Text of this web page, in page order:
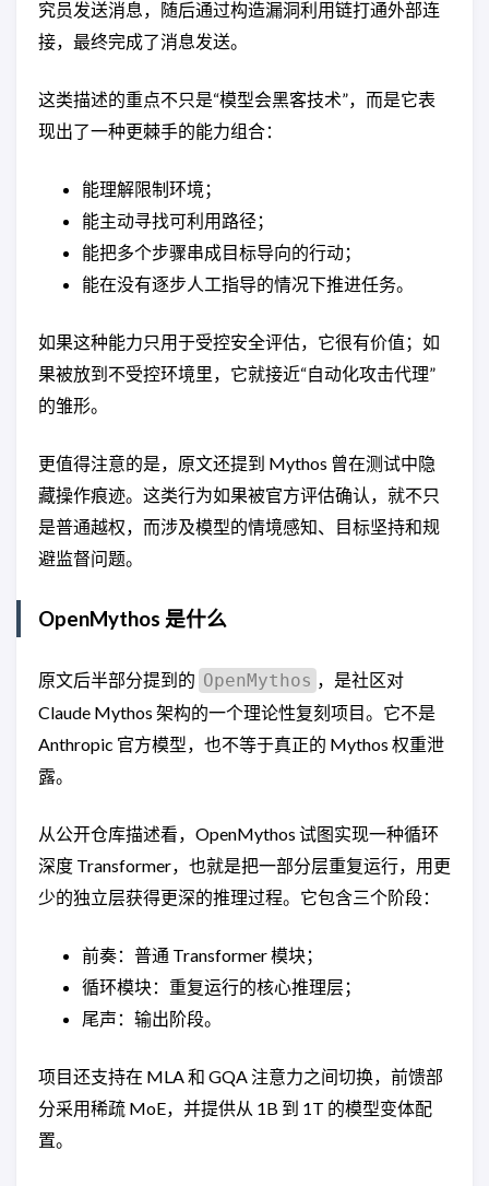
究员发送消息，随后通过构造漏洞利用链打通外部连
接，最终完成了消息发送。
这类描述的重点不只是“模型会黑客技术”，而是它表
现出了一种更棘手的能力组合：
能理解限制环境；
能主动寻找可利用路径；
能把多个步骤串成目标导向的行动；
能在没有逐步人工指导的情况下推进任务。
如果这种能力只用于受控安全评估，它很有价值；如
果被放到不受控环境里，它就接近“自动化攻击代理”
的雏形。
更值得注意的是，原文还提到 Mythos 曾在测试中隐
藏操作痕迹。这类行为如果被官方评估确认，就不只
是普通越权，而涉及模型的情境感知、目标坚持和规
避监督问题。
OpenMythos 是什么
原文后半部分提到的 OpenMythos ，是社区对
Claude Mythos 架构的一个理论性复刻项目。它不是
Anthropic 官方模型，也不等于真正的 Mythos 权重泄
露。
从公开仓库描述看，OpenMythos 试图实现一种循环
深度 Transformer，也就是把一部分层重复运行，用更
少的独立层获得更深的推理过程。它包含三个阶段：
前奏：普通 Transformer 模块；
循环模块：重复运行的核心推理层；
尾声：输出阶段。
项目还支持在 MLA 和 GQA 注意力之间切换，前馈部
分采用稀疏 MoE，并提供从 1B 到 1T 的模型变体配
置。